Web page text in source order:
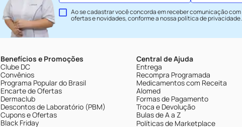
Ao se cadastrar você concorda em receber comunicação com
ofertas e novidades, conforme a nossapolítica de privacidade.
Benefícios e Promoções
Clube DC
Convênios
Programa Popular do Brasil
Encarte de Ofertas
Dermaclub
Descontos de Laboratório (PBM)
Cupons e Ofertas
Black Friday
Central de Ajuda
Entrega
Recompra Programada
Medicamentos com Receita
Alomed
Formas de Pagamento
Troca e Devolução
Bulas de A a Z
Políticas de Marketplace